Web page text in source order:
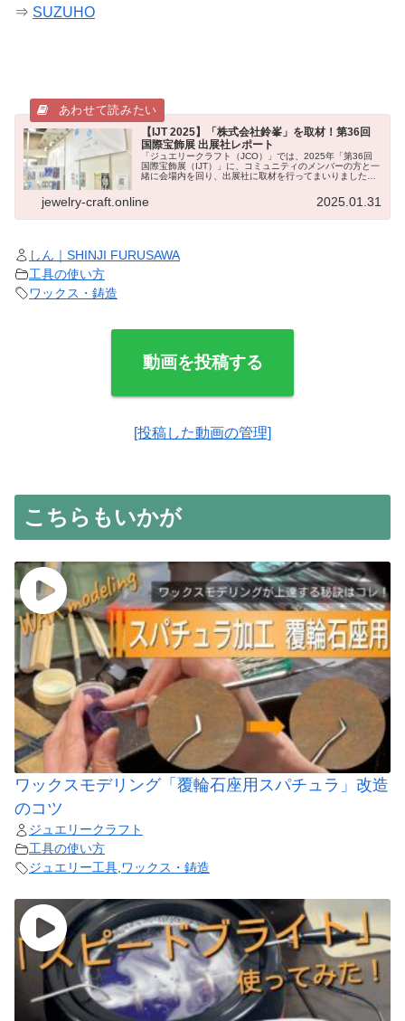
⇒ SUZUHO
【IJT 2025】「株式会社鈴峯」を取材！第36回
国際宝飾展 出展社レポート
「ジュエリークラフト（JCO）」では、2025年「第36回
国際宝飾展（IJT）」に、コミュニティのメンバーの方と一
緒に会場内を回り、出展社に取材を行ってまいりました！
jewelry-craft.online 2025.01.31
しん｜SHINJI FURUSAWA
工具の使い方
ワックス・鋳造
動画を投稿する
[投稿した動画の管理]
こちらもいかが
ワックスモデリング「覆輪石座用スパチュラ」改造
のコツ
ジュエリークラフト
工具の使い方
ジュエリー工具,ワックス・鋳造